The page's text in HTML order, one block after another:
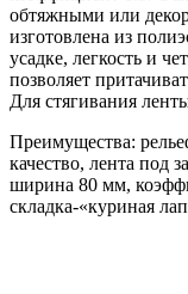
обтяжными или
изготовлена из
усадке, легкость и
позволяет
Для стягивания
Преимущества:
качество, лента под
ширина 80 мм,
складка-«куриная